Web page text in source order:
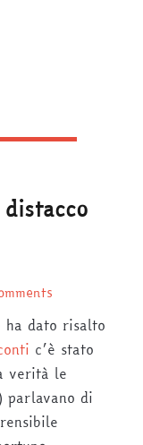
ha dato risalto
c’è stato
verità le
parlavano di